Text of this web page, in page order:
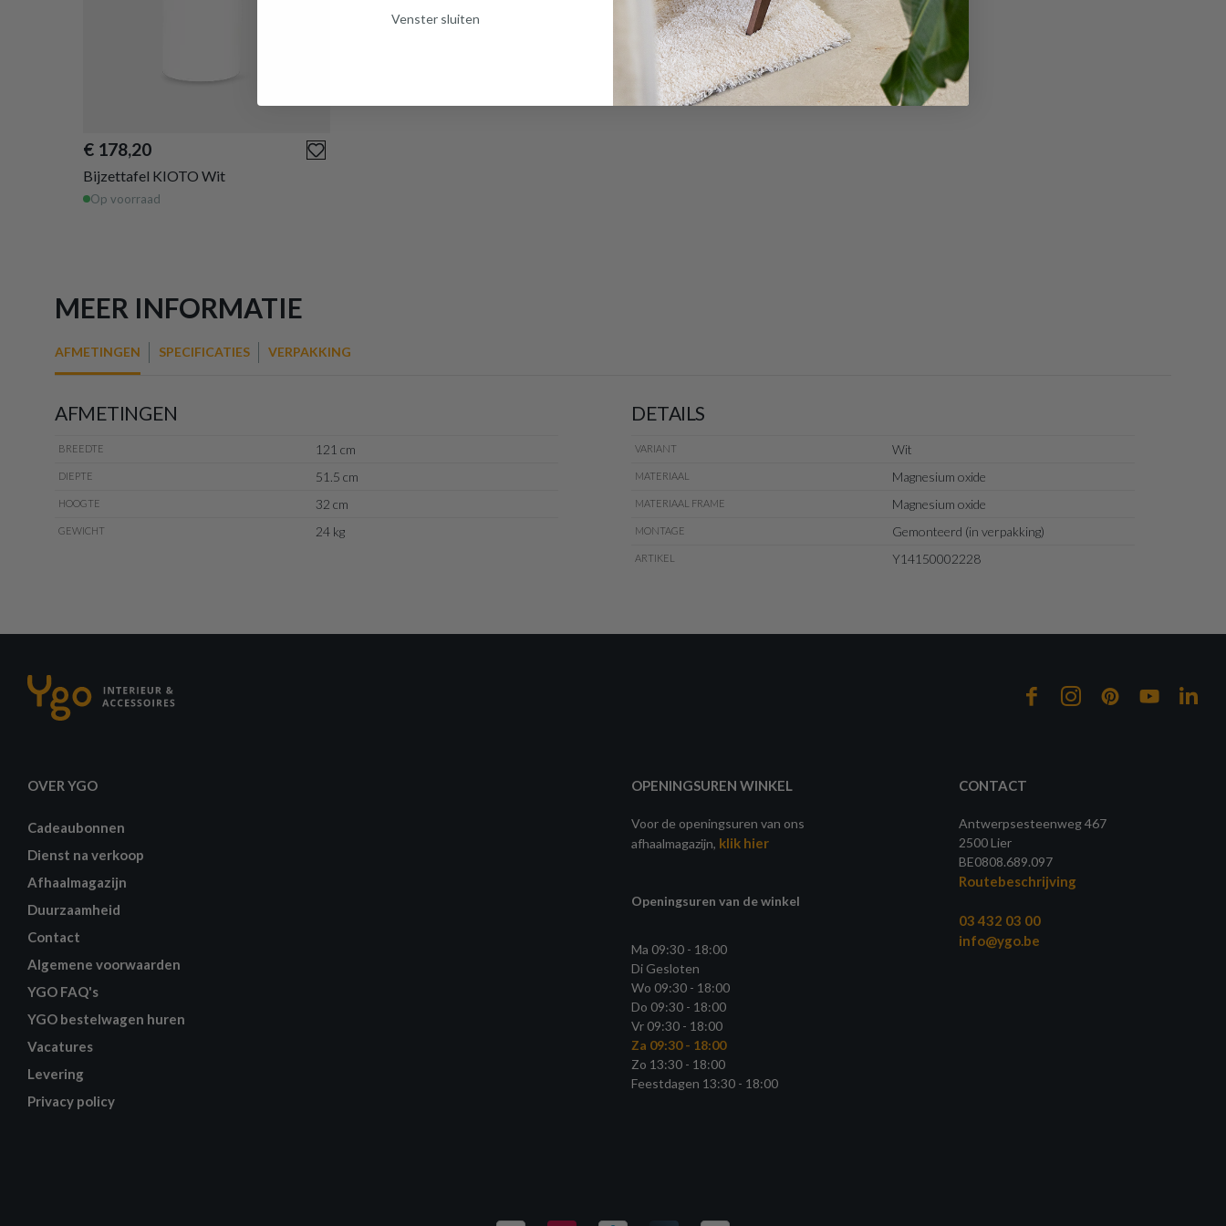
€ 178,20
Bijzettafel KIOTO Wit
Op voorraad
MEER INFORMATIE
AFMETINGEN SPECIFICATIES VERPAKKING
AFMETINGEN
BREEDTE 121 cm
DIEPTE 51.5 cm
HOOGTE 32 cm
GEWICHT 24 kg
DETAILS
VARIANT Wit
MATERIAAL Magnesium oxide
MATERIAAL FRAME Magnesium oxide
MONTAGE Gemonteerd (in verpakking)
ARTIKEL Y14150002228
OVER YGO
Cadeaubonnen
Dienst na verkoop
Afhaalmagazijn
Duurzaamheid
Contact
Algemene voorwaarden
YGO FAQ's
YGO bestelwagen huren
Vacatures
Levering
Privacy policy
OPENINGSUREN WINKEL
Voor de openingsuren van ons
afhaalmagazijn, klik hier
Openingsuren van de winkel
Ma 09:30 - 18:00
Di Gesloten
Wo 09:30 - 18:00
Do 09:30 - 18:00
Vr 09:30 - 18:00
Za 09:30 - 18:00
Zo 13:30 - 18:00
Feestdagen 13:30 - 18:00
CONTACT
Antwerpsesteenweg 467
2500 Lier
BE0808.689.097
Routebeschrijving
03 432 03 00
info@ygo.be
Venster sluiten